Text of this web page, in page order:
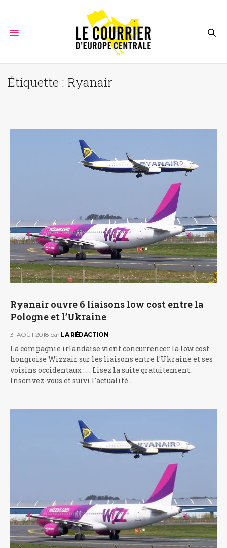
Étiquette : Ryanair
Ryanair ouvre 6 liaisons low cost entre la
Pologne et l’Ukraine
31 AOÛT 2018 par LA RÉDACTION
La compagnie irlandaise vient concurrencer la low cost
hongroise Wizzair sur les liaisons entre l'Ukraine et ses
voisins occidentaux . . . Lisez la suite gratuitement.
Inscrivez-vous et suivi l'actualité…